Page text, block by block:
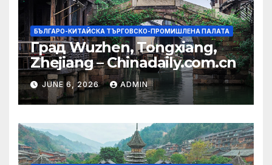
БЪЛГАРО-КИТАЙСКА ТЪРГОВСКО-ПРОМИШЛЕНА ПАЛАТА
Град Wuzhen, Tongxiang,
Zhejiang – Chinadaily.com.cn
JUNE 6, 2026 ADMIN